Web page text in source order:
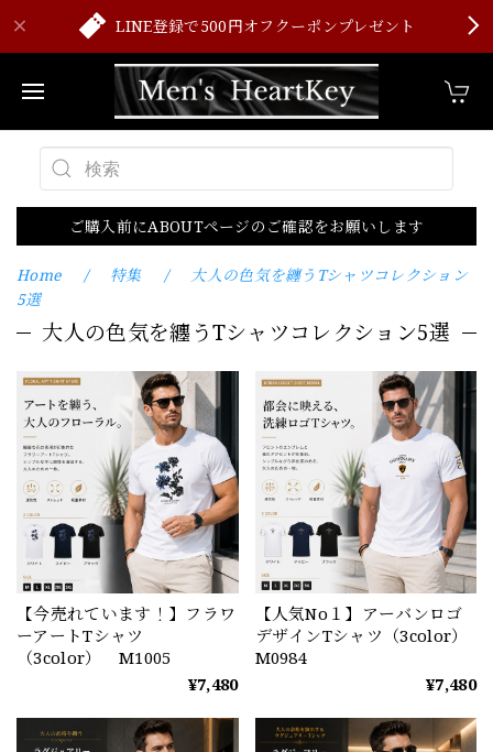
LINE登録で500円オフクーポンプレゼント
ご購入前にABOUTページのご確認をお願いします
Home 特集
大人の色気を纏うTシャツコレクション
5選
大人の色気を纏うTシャツコレクション5選
【今売れています！】フラワ
ーアートTシャツ
（3color） M1005
¥7,480
【人気No１】アーバンロゴ
デザインTシャツ（3color）
M0984
¥7,480